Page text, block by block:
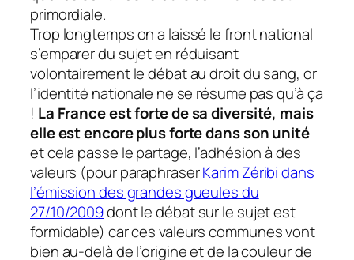
primordiale.
Trop longtemps on a laissé le front national
s’emparer du sujet en réduisant
volontairement le débat au droit du sang, or
l’identité nationale ne se résume pas qu’à ça
! La France est forte de sa diversité, mais
elle est encore plus forte dans son unité
et cela passe le partage, l’adhésion à des
valeurs (pour paraphraserKarim Zéribi dans
l’émission des grandes gueules du
27/10/2009dont le débat sur le sujet est
formidable) car ces valeurs communes vont
bien au-delà de l’origine et de la couleur de